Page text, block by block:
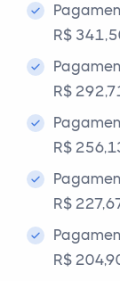
R$
R$
R$
R$
R$